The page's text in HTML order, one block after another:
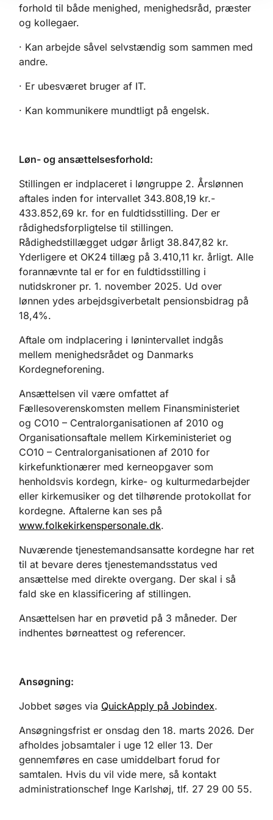
forhold til både menighed, menighedsråd, præster
og kollegaer.
· Kan arbejde såvel selvstændig som sammen med
andre.
· Er ubesværet bruger af IT.
· Kan kommunikere mundtligt på engelsk.
Løn- og ansættelsesforhold:
Stillingen er indplaceret i løngruppe 2. Årslønnen
aftales inden for intervallet 343.808,19 kr.-
433.852,69 kr. for en fuldtidsstilling. Der er
rådighedsforpligtelse til stillingen.
Rådighedstillægget udgør årligt 38.847,82 kr.
Yderligere et OK24 tillæg på 3.410,11 kr. årligt. Alle
forannævnte tal er for en fuldtidsstilling i
nutidskroner pr. 1. november 2025. Ud over
lønnen ydes arbejdsgiverbetalt pensionsbidrag på
18,4%.
Aftale om indplacering i lønintervallet indgås
mellem menighedsrådet og Danmarks
Kordegneforening.
Ansættelsen vil være omfattet af
Fællesoverenskomsten mellem Finansministeriet
og CO10 – Centralorganisationen af 2010 og
Organisationsaftale mellem Kirkeministeriet og
CO10 – Centralorganisationen af 2010 for
kirkefunktionærer med kerneopgaver som
henholdsvis kordegn, kirke- og kulturmedarbejder
eller kirkemusiker og det tilhørende protokollat for
kordegne. Aftalerne kan ses på
www.folkekirkenspersonale.dk.
Nuværende tjenestemandsansatte kordegne har ret
til at bevare deres tjenestemandsstatus ved
ansættelse med direkte overgang. Der skal i så
fald ske en klassificering af stillingen.
Ansættelsen har en prøvetid på 3 måneder. Der
indhentes børneattest og referencer.
Ansøgning:
Jobbet søges via QuickApply på Jobindex.
Ansøgningsfrist er onsdag den 18. marts 2026. Der
afholdes jobsamtaler i uge 12 eller 13. Der
gennemføres en case umiddelbart forud for
samtalen. Hvis du vil vide mere, så kontakt
administrationschef Inge Karlshøj, tlf. 27 29 00 55.